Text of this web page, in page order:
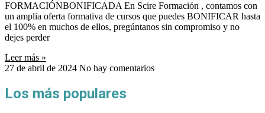
FORMACIÓNBONIFICADA En Scire Formación , contamos con
un amplia oferta formativa de cursos que puedes BONIFICAR hasta
el 100% en muchos de ellos, pregúntanos sin compromiso y no
dejes perder
Leer más »
27 de abril de 2024 No hay comentarios
Los más populares